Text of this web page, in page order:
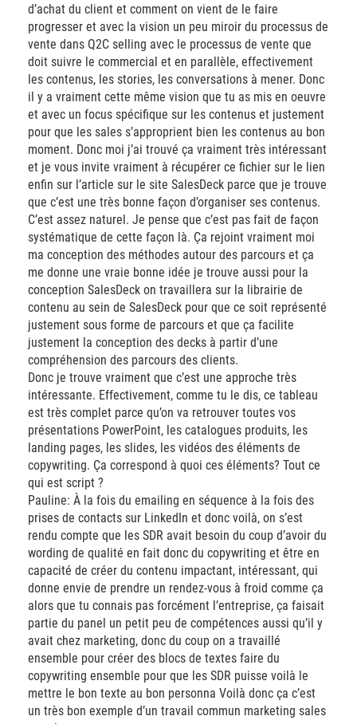
d’achat du client et comment on vient de le faire
progresser et avec la vision un peu miroir du processus de
vente dans Q2C selling avec le processus de vente que
doit suivre le commercial et en parallèle, effectivement
les contenus, les stories, les conversations à mener. Donc
il y a vraiment cette même vision que tu as mis en oeuvre
et avec un focus spécifique sur les contenus et justement
pour que les sales s’approprient bien les contenus au bon
moment. Donc moi j’ai trouvé ça vraiment très intéressant
et je vous invite vraiment à récupérer ce fichier sur le lien
enfin sur l’article sur le site SalesDeck parce que je trouve
que c’est une très bonne façon d’organiser ses contenus.
C’est assez naturel. Je pense que c’est pas fait de façon
systématique de cette façon là. Ça rejoint vraiment moi
ma conception des méthodes autour des parcours et ça
me donne une vraie bonne idée je trouve aussi pour la
conception SalesDeck on travaillera sur la librairie de
contenu au sein de SalesDeck pour que ce soit représenté
justement sous forme de parcours et que ça facilite
justement la conception des decks à partir d’une
compréhension des parcours des clients.
Donc je trouve vraiment que c’est une approche très
intéressante. Effectivement, comme tu le dis, ce tableau
est très complet parce qu’on va retrouver toutes vos
présentations PowerPoint, les catalogues produits, les
landing pages, les slides, les vidéos des éléments de
copywriting. Ça correspond à quoi ces éléments? Tout ce
qui est script ?
Pauline: À la fois du emailing en séquence à la fois des
prises de contacts sur LinkedIn et donc voilà, on s’est
rendu compte que les SDR avait besoin du coup d’avoir du
wording de qualité en fait donc du copywriting et être en
capacité de créer du contenu impactant, intéressant, qui
donne envie de prendre un rendez-vous à froid comme ça
alors que tu connais pas forcément l’entreprise, ça faisait
partie du panel un petit peu de compétences aussi qu’il y
avait chez marketing, donc du coup on a travaillé
ensemble pour créer des blocs de textes faire du
copywriting ensemble pour que les SDR puisse voilà le
mettre le bon texte au bon personna Voilà donc ça c’est
un très bon exemple d’un travail commun marketing sales